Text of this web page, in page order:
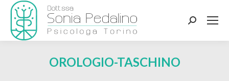
Search:
OROLOGIO-TASCHINO